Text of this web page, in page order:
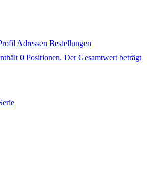
Adressen Bestellungen
0 Positionen. Der Gesamtwert beträgt